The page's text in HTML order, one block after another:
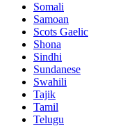
Somali
Samoan
Scots Gaelic
Shona
Sindhi
Sundanese
Swahili
Tajik
Tamil
Telugu